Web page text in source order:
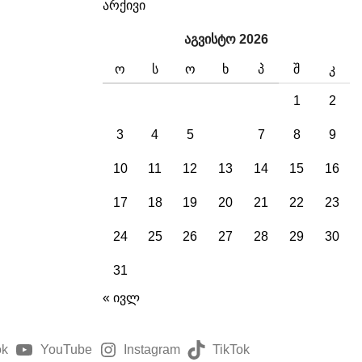
არქივი
აგვისტო 2026
Ო Ს Ო Ხ Პ Შ Კ
1 2
3 4 5 7 8 9
10 11 12 13 14 15 16
17 18 19 20 21 22 23
24 25 26 27 28 29 30
31
« ივლ
YouTube Instagram TikTok